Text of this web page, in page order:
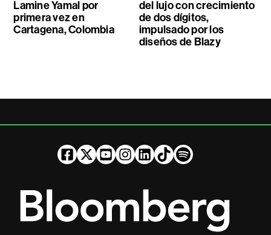
Lamine Yamal por
primera vez en
Cartagena, Colombia
del lujo con crecimiento
de dos dígitos,
impulsado por los
diseños de Blazy